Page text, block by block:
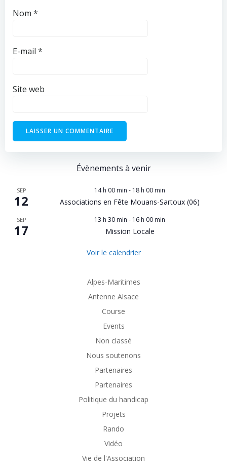
Nom *
E-mail *
Site web
Évènements à venir
SEP
12
14 h 00 min - 18 h 00 min
Associations en Fête Mouans-Sartoux (06)
SEP
17
13 h 30 min - 16 h 00 min
Mission Locale
Voir le calendrier
Alpes-Maritimes
Antenne Alsace
Course
Events
Non classé
Nous soutenons
Partenaires
Partenaires
Politique du handicap
Projets
Rando
Vidéo
Vie de l'Association